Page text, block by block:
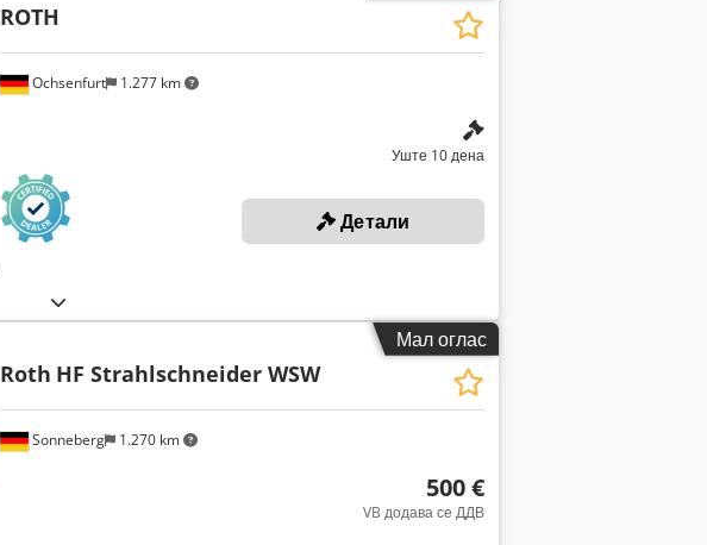
Ochsenfurt 1.277 km
ROTH
Уште 10 дена
Детали
Мал оглас
Sonneberg 1.270 km
Roth HF Strahlschneider WSW
500 €
VB додава се ДДВ